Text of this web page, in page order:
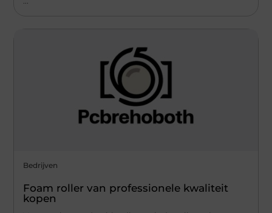
Bedrijven
Foam roller van professionele kwaliteit
kopen